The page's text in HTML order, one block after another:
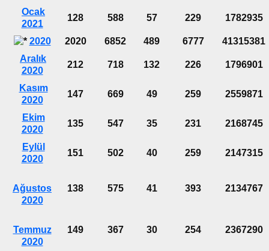
Ocak
2021
128 588 57 229 1782935
2020 2020 6852 489 6777
41315381
Aralık
2020
212 718 132 226 1796901
Kasım
2020
147 669 49 259 2559871
Ekim
2020
135 547 35 231 2168745
Eylül
2020
151 502 40 259 2147315
Ağustos
2020
138 575 41 393 2134767
Temmuz
2020
149 367 30 254 2367290